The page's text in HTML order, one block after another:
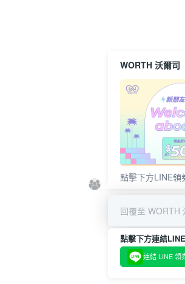
WORTH 沃爾司
點擊下方LINE領
回覆至 WORTH
連結 LINE 領